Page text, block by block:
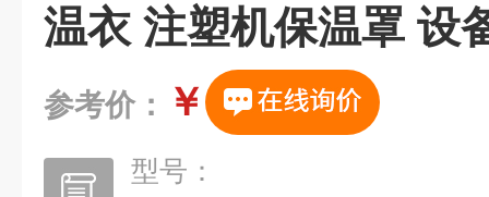
温衣 注塑机保温罩 设
参考价： ￥
型号：